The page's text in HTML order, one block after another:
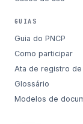
GUIAS
Guia do PNCP
Como participar
Ata de registro
Glossário
Modelos de